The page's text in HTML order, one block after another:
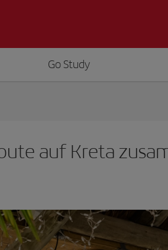
Go Study
auf Kreta